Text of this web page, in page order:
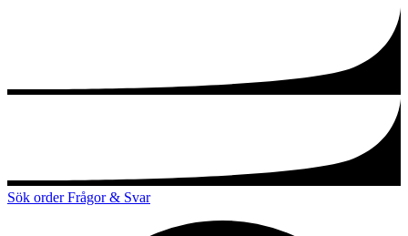
Sök orderFrågor & Svar